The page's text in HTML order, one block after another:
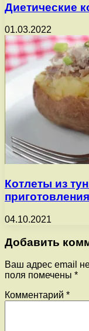
Диетические
01.03.2022
Котлеты из
приготовления
04.10.2021
Добавить
Ваш адрес email
поля помечены *
Комментарий *